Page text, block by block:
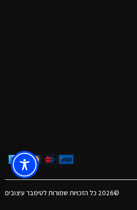
©2026 כל הזכויות שמורות לטימבר עיצובים